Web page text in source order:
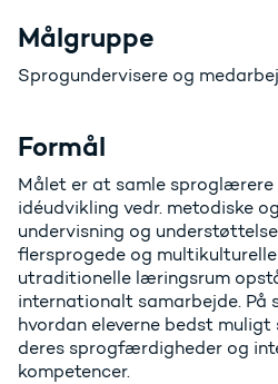
Målgruppe
Sprogundervisere og
Formål
Målet er at samle
idéudvikling vedr. metodiske
undervisning og
flersprogede og
utraditionelle læringsrum
internationalt samarbejde. På
hvordan eleverne bedst
deres sprogfærdigheder og
kompetencer.